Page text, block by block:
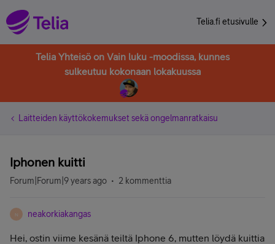
Telia.fi etusivulle
Telia Yhteisö on Vain luku -moodissa, kunnes
sulkeutuu kokonaan lokakuussa
Laitteiden käyttökokemukset sekä ongelmanratkaisu
Iphonen kuitti
Forum|Forum|9 years ago 2 kommenttia
N neakorkiakangas
Hei, ostin viime kesänä teiltä Iphone 6, mutten löydä kuittia